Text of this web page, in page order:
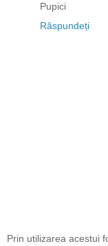
Pupici
Răspundeți
Prin utilizarea acestui